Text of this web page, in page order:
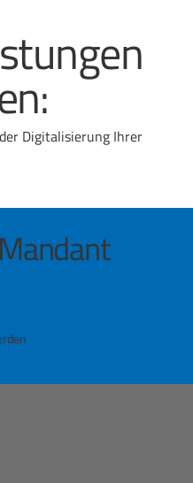
Digitalisierung Ihrer